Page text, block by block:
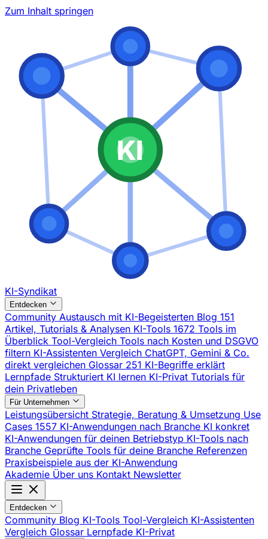
Zum Inhalt springen
KI
KI-Syndikat
Entdecken
Community Austausch mit KI-Begeisterten Blog 151
Artikel, Tutorials & Analysen KI-Tools 1672 Tools im
Überblick Tool-Vergleich Tools nach Kosten und DSGVO
filtern KI-Assistenten Vergleich ChatGPT, Gemini & Co.
direkt vergleichen Glossar 251 KI-Begriffe erklärt
Lernpfade Strukturiert KI lernen KI-Privat Tutorials für
dein Privatleben
Für Unternehmen
Leistungsübersicht Strategie, Beratung & Umsetzung Use
Cases 1557 KI-Anwendungen nach Branche KI konkret
KI-Anwendungen für deinen Betriebstyp KI-Tools nach
Branche Geprüfte Tools für deine Branche Referenzen
Praxisbeispiele aus der KI-Anwendung
Akademie Über uns Kontakt Newsletter
Entdecken
Community Blog KI-Tools Tool-Vergleich KI-Assistenten
Vergleich Glossar Lernpfade KI-Privat